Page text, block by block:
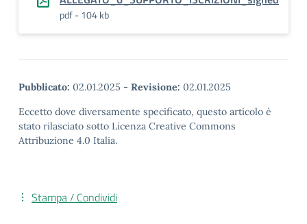
pdf - 104 kb
Pubblicato: 02.01.2025 - Revisione: 02.01.2025
Eccetto dove diversamente specificato, questo articolo è
stato rilasciato sotto Licenza Creative Commons
Attribuzione 4.0 Italia.
Stampa / Condividi